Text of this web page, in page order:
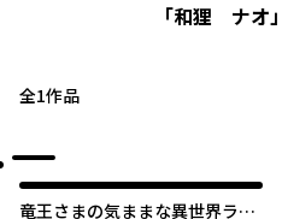
「和狸 ナオ
全1作品
竜王さまの気ままな異世界ライ